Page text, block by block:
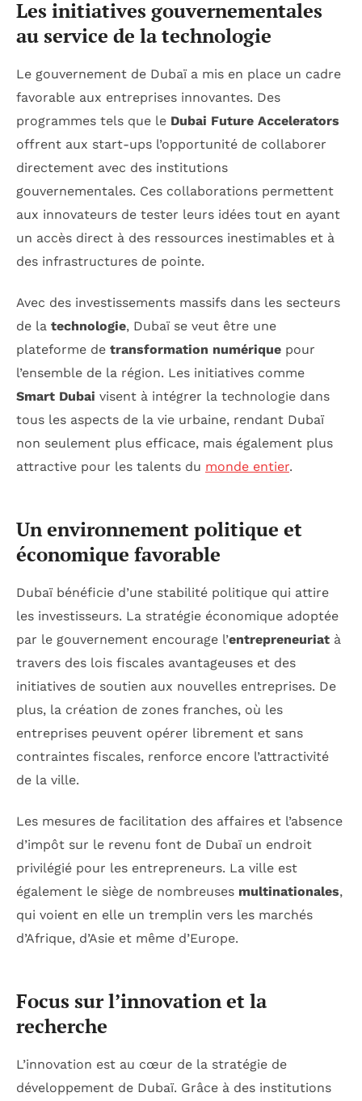
Les initiatives gouvernementales
au service de la technologie
Le gouvernement de Dubaï a mis en place un cadre
favorable aux entreprises innovantes. Des
programmes tels que le Dubai Future Accelerators
offrent aux start-ups l’opportunité de collaborer
directement avec des institutions
gouvernementales. Ces collaborations permettent
aux innovateurs de tester leurs idées tout en ayant
un accès direct à des ressources inestimables et à
des infrastructures de pointe.
Avec des investissements massifs dans les secteurs
de la technologie, Dubaï se veut être une
plateforme de transformation numérique pour
l’ensemble de la région. Les initiatives comme
Smart Dubai visent à intégrer la technologie dans
tous les aspects de la vie urbaine, rendant Dubaï
non seulement plus efficace, mais également plus
attractive pour les talents du monde entier.
Un environnement politique et
économique favorable
Dubaï bénéficie d’une stabilité politique qui attire
les investisseurs. La stratégie économique adoptée
par le gouvernement encourage l’entrepreneuriat à
travers des lois fiscales avantageuses et des
initiatives de soutien aux nouvelles entreprises. De
plus, la création de zones franches, où les
entreprises peuvent opérer librement et sans
contraintes fiscales, renforce encore l’attractivité
de la ville.
Les mesures de facilitation des affaires et l’absence
d’impôt sur le revenu font de Dubaï un endroit
privilégié pour les entrepreneurs. La ville est
également le siège de nombreuses multinationales,
qui voient en elle un tremplin vers les marchés
d’Afrique, d’Asie et même d’Europe.
Focus sur l’innovation et la
recherche
L’innovation est au cœur de la stratégie de
développement de Dubaï. Grâce à des institutions